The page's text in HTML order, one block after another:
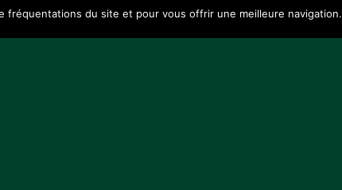
fréquentations du site et pour vous offrir une meilleure navigation.